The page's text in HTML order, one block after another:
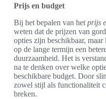
Prijs en budget
Bij het bepalen van het prijs
weten dat de prijzen van
opties zijn beschikbaar,
op de lange termijn een
duurzaamheid. Het is
na te denken over welke
beschikbare budget. Door
zowel stijl als functionaliteit
breken.